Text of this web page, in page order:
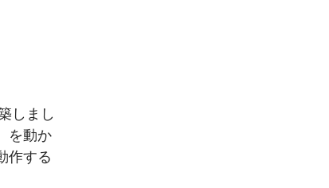
しまし
を動か
作する